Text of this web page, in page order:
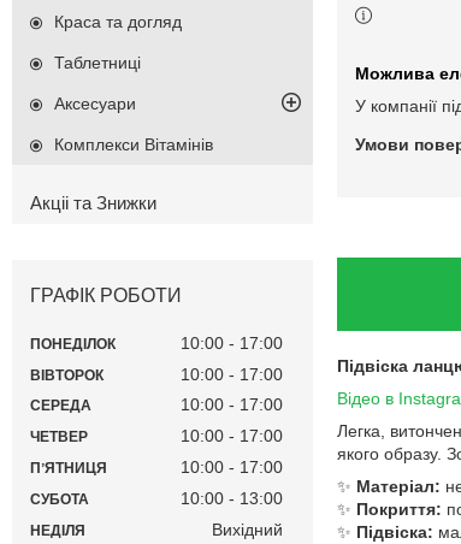
У компанії
Підвіска
Відео в
Легка,
якого образу.
✨ Матеріал:
✨ Покриття:
✨ Підвіска:
Краса та догляд
Таблетниці
Аксесуари
Комплекси Вітамінів
Акціі та Знижки
ГРАФІК РОБОТИ
ПОНЕДІЛОК 10:00 17:00
ВІВТОРОК 10:00 17:00
СЕРЕДА 10:00 17:00
ЧЕТВЕР 10:00 17:00
ПʼЯТНИЦЯ 10:00 17:00
СУБОТА 10:00 13:00
НЕДІЛЯ Вихідний